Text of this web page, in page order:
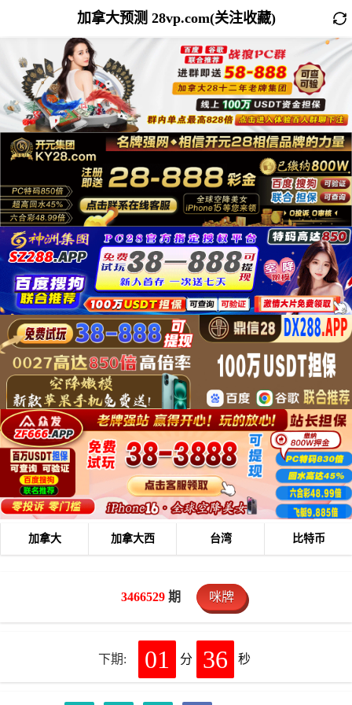
加拿大预测 28vp.com(关注收藏)
加拿大 加拿大西 台湾 比特币
3466529 期 咪牌
下期: 01 分 36 秒